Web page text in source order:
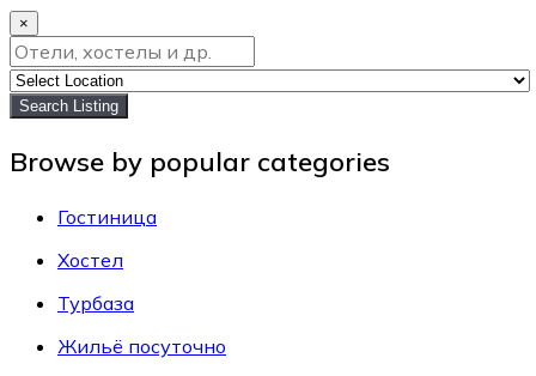
×
Search Listing
Browse by popular categories
Гостиница
Хостел
Турбаза
Жильё посуточно